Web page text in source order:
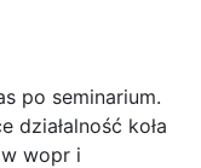
po seminarium.
działalność koła
wopr i